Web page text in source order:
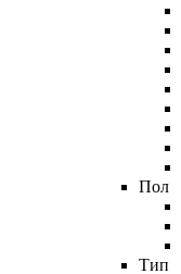
Пол
Тип